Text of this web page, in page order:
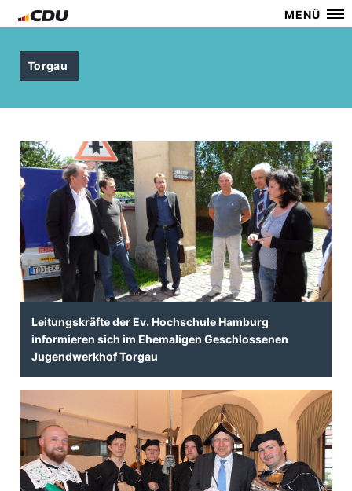
MENÜ
Torgau
Leitungskräfte der Ev. Hochschule Hamburg
informieren sich im Ehemaligen Geschlossenen
Jugendwerkhof Torgau